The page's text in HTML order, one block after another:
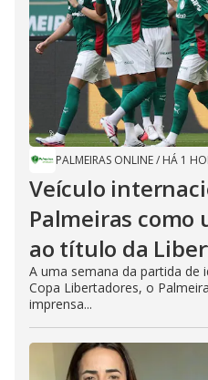
PALMEIRAS ONLINE/ HÁ 1
Veículo
Palmeiras como
ao título da
A uma semana da partida de
Copa Libertadores, o
imprensa...